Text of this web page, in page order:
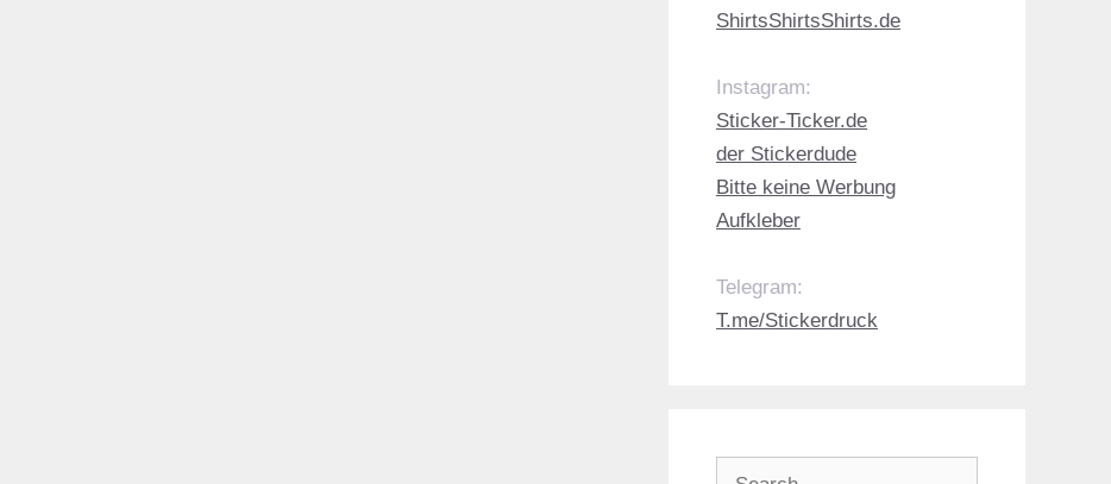
ShirtsShirtsShirts.de
Instagram:
Sticker-Ticker.de
der Stickerdude
Bitte keine Werbung
Aufkleber
Telegram:
T.me/Stickerdruck
Search